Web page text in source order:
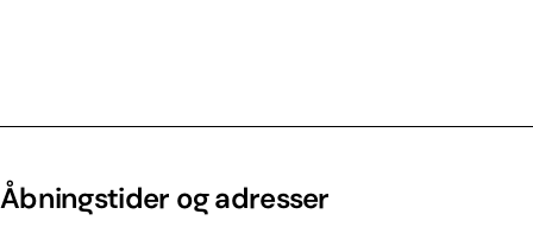
Åbningstider og adresser